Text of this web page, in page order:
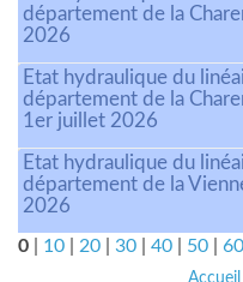
département de la
2026
Etat hydraulique du
département de la
1er juillet 2026
Etat hydraulique du
département de la
2026
0 10 20 30 40 50 60
Accueil